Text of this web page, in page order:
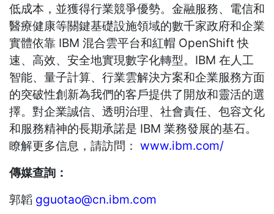
低成本，並獲得行業競爭優勢。金融服務、電信和
醫療健康等關鍵基礎設施領域的數千家政府和企業
實體依靠 IBM 混合雲平台和紅帽 OpenShift 快
速、高效、安全地實現數字化轉型。IBM 在人工
智能、量子計算、行業雲解決方案和企業服務方面
的突破性創新為我們的客戶提供了開放和靈活的選
擇。對企業誠信、透明治理、社會責任、包容文化
和服務精神的長期承諾是 IBM 業務發展的基石。
瞭解更多信息，請訪問： www.ibm.com/
傳媒查詢：
郭韜 gguotao@cn.ibm.com